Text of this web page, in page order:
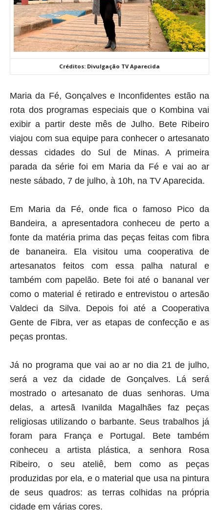
Créditos: Divulgação TV Aparecida
Maria da Fé, Gonçalves e Inconfidentes estão na
rota dos programas especiais que o Kombina vai
exibir a partir deste mês de Julho. Bete Ribeiro
viajou com sua equipe para conhecer o artesanato
dessas cidades do Sul de Minas. A primeira
parada da série foi em Maria da Fé e vai ao ar
neste sábado, 7 de julho, à 10h, na TV Aparecida.
Em Maria da Fé, onde fica o famoso Pico da
Bandeira, a apresentadora conheceu de perto a
fonte da matéria prima das peças feitas com fibra
de bananeira. Ela visitou uma cooperativa de
artesanatos feitos com essa palha natural e
também com papelão. Bete foi até o bananal ver
como o material é retirado e entrevistou o artesão
Valdeci da Silva. Depois foi até a Cooperativa
Gente de Fibra, ver as etapas de confecção e as
peças prontas.
Já no programa que vai ao ar no dia 21 de julho,
será a vez da cidade de Gonçalves. Lá será
mostrado o artesanato de duas senhoras. Uma
delas, a artesã Ivanilda Magalhães faz peças
religiosas utilizando o barbante. Seus trabalhos já
foram para França e Portugal. Bete também
conheceu a artista plástica, a senhora Rosa
Ribeiro, o seu ateliê, bem como as peças
produzidas por ela, e o material que usa na pintura
de seus quadros: as terras colhidas na própria
cidade em várias cores.